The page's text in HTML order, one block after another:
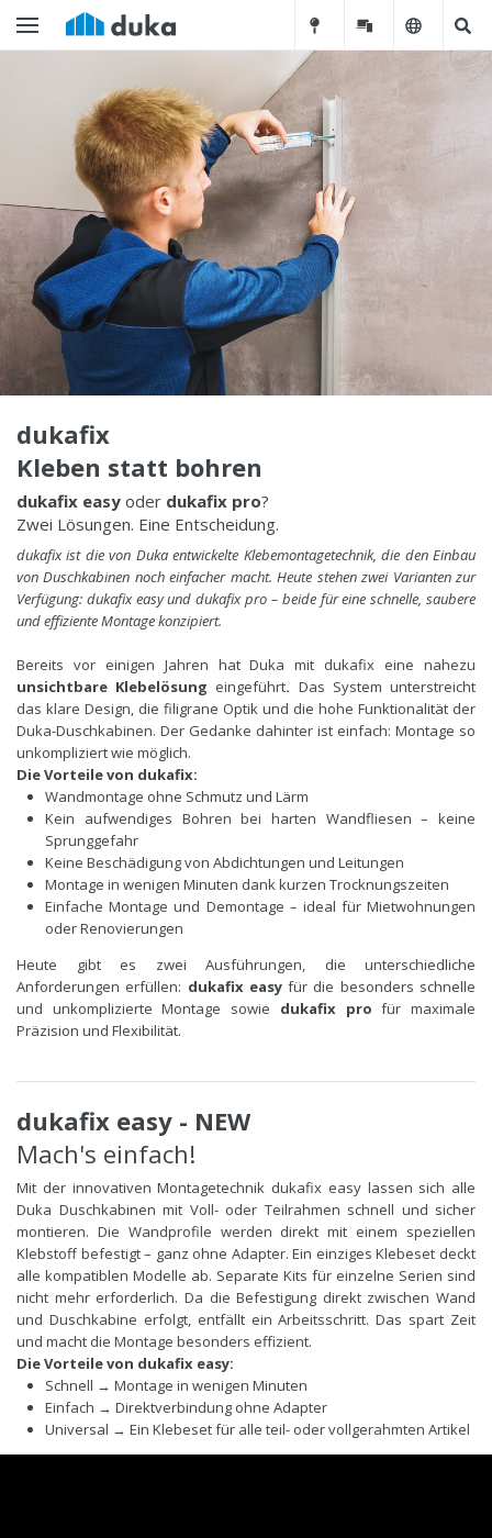
dukafix
Kleben statt bohren
dukafix easy oder dukafix pro?
Zwei Lösungen. Eine Entscheidung.
dukafix ist die von Duka entwickelte Klebemontagetechnik, die den Einbau
von Duschkabinen noch einfacher macht. Heute stehen zwei Varianten zur
Verfügung: dukafix easy und dukafix pro – beide für eine schnelle, saubere
und effiziente Montage konzipiert.
Bereits vor einigen Jahren hat Duka mit dukafix eine nahezu
unsichtbare Klebelösung eingeführt. Das System unterstreicht
das klare Design, die filigrane Optik und die hohe Funktionalität der
Duka-Duschkabinen. Der Gedanke dahinter ist einfach: Montage so
unkompliziert wie möglich.
Die Vorteile von dukafix:
Wandmontage ohne Schmutz und Lärm
Kein aufwendiges Bohren bei harten Wandfliesen – keine
Sprunggefahr
Keine Beschädigung von Abdichtungen und Leitungen
Montage in wenigen Minuten dank kurzen Trocknungszeiten
Einfache Montage und Demontage – ideal für Mietwohnungen
oder Renovierungen
Heute gibt es zwei Ausführungen, die unterschiedliche
Anforderungen erfüllen: dukafix easyfür die besonders schnelle
und unkomplizierte Montage sowie dukafix pro für maximale
Präzision und Flexibilität.
dukafix easy - NEW
Mach's einfach!
Mit der innovativen Montagetechnik dukafix easy lassen sich alle
Duka Duschkabinen mit Voll- oder Teilrahmen schnell und sicher
montieren. Die Wandprofile werden direkt mit einem speziellen
Klebstoff befestigt – ganz ohne Adapter. Ein einziges Klebeset deckt
alle kompatiblen Modelle ab. Separate Kits für einzelne Serien sind
nicht mehr erforderlich. Da die Befestigung direkt zwischen Wand
und Duschkabine erfolgt, entfällt ein Arbeitsschritt. Das spart Zeit
und macht die Montage besonders effizient.
Die Vorteile von dukafix easy:
Schnell → Montage in wenigen Minuten
Einfach → Direktverbindung ohne Adapter
Universal → Ein Klebeset für alle teil- oder vollgerahmten Artikel